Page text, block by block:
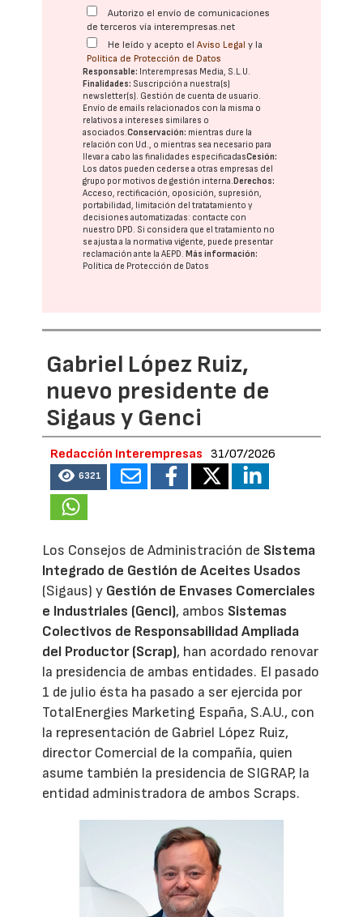
Autorizo el envío de comunicaciones
de terceros vía interempresas.net
He leído y acepto elAviso Legal y la
Política de Protección de Datos
Responsable: Interempresas Media, S.L.U.
Finalidades: Suscripción a nuestra(s)
newsletter(s). Gestión de cuenta de usuario.
Envío de emails relacionados con la misma o
relativos a intereses similares o
asociados.Conservación: mientras dure la
relación con Ud., o mientras sea necesario para
llevar a cabo las finalidades especificadasCesión:
Los datos pueden cederse a otras empresas del
grupo por motivos de gestión interna.Derechos:
Acceso, rectificación, oposición, supresión,
portabilidad, limitación del tratatamiento y
decisiones automatizadas: contacte con
nuestro DPD. Si considera que el tratamiento no
se ajusta a la normativa vigente, puede presentar
reclamación ante laAEPD.Más información:
Política de Protección de Datos
Gabriel López Ruiz,
nuevo presidente de
Sigaus y Genci
Redacción Interempresas 31/07/2026
6321
Los Consejos de Administración de Sistema
Integrado de Gestión de Aceites Usados
(Sigaus) y Gestión de Envases Comerciales
e Industriales (Genci), ambos Sistemas
Colectivos de Responsabilidad Ampliada
del Productor (Scrap), han acordado renovar
la presidencia de ambas entidades. El pasado
1 de julio ésta ha pasado a ser ejercida por
TotalEnergies Marketing España, S.A.U., con
la representación de Gabriel López Ruiz,
director Comercial de la compañía, quien
asume también la presidencia de SIGRAP, la
entidad administradora de ambos Scraps.